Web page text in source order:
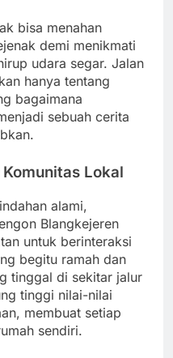
bisa menahan
demi menikmati
udara segar. Jalan
hanya tentang
bagaimana
sebuah cerita
Lokal
alami,
Blangkejeren
untuk berinteraksi
begitu ramah dan
tinggal di sekitar jalur
tinggi nilai-nilai
membuat setiap
sendiri.